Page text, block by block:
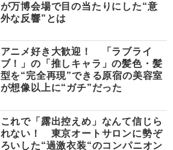
が万博会場で目の当たりにした“意
外な反響”とは
アニメ好き大歓迎！ 「ラブライ
ブ！」の「推しキャラ」の髪色・髪
型を“完全再現”できる原宿の美容室
が想像以上に“ガチ”だった
これで「露出控えめ」なんて信じら
れない！ 東京オートサロンに勢ぞ
ろいした“過激衣装“のコンパニオン